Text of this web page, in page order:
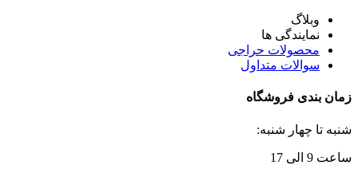
وبلاگ
نمایندگی ها
محصولات حراجی
سوالات متداول
زمان بندی فروشگاه
شنبه تا چهار شنبه:
ساعت 9 الی 17